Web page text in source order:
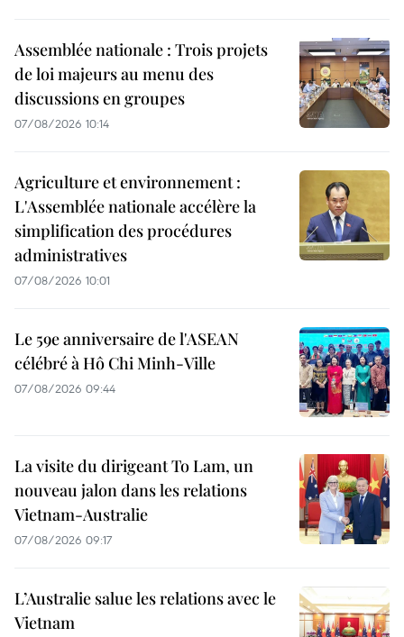
Assemblée nationale : Trois projets
de loi majeurs au menu des
discussions en groupes
07/08/2026 10:14
Agriculture et environnement :
L'Assemblée nationale accélère la
simplification des procédures
administratives
07/08/2026 10:01
Le 59e anniversaire de l'ASEAN
célébré à Hô Chi Minh-Ville
07/08/2026 09:44
La visite du dirigeant To Lam, un
nouveau jalon dans les relations
Vietnam-Australie
07/08/2026 09:17
L’Australie salue les relations avec le
Vietnam